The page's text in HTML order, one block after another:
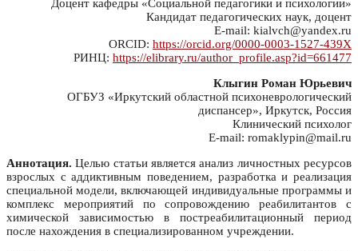
Доцент кафедры «Социальной педагогики и психологии»
Кандидат педагогических наук, доцент
E-mail: kialvch@yandex.ru
ORCID: https://orcid.org/0000-0003-1527-439X
РИНЦ: https://elibrary.ru/author_profile.asp?id=661477
Клыгин Роман Юрьевич
ОГБУЗ «Иркутский областной психоневрологический
диспансер», Иркутск, Россия
Клинический психолог
E-mail: romaklypin@mail.ru
Аннотация. Целью статьи является анализ личностных ресурсов
взрослых с аддиктивным поведением, разработка и реализация
специальной модели, включающей индивидуальные программы и
комплекс мероприятий по сопровождению реабилитантов с
химической зависимостью в постреабилитационный период
после нахождения в специализированном учреждении.